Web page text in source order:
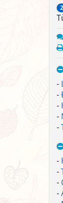
2
-
-
-
-
-
-
-
-
-